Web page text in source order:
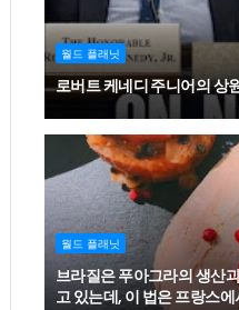
월드 플래닛
로버트 케네디 주니어의 상
월드 플래닛
브라질은 푸아그라의 생산
고 있는데, 이 법은 프랑스